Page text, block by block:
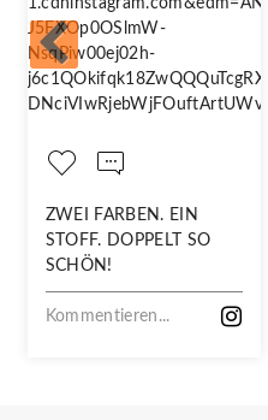
ZWEI FARBEN. EIN
STOFF. DOPPELT SO
SCHÖN!
Kommentieren...